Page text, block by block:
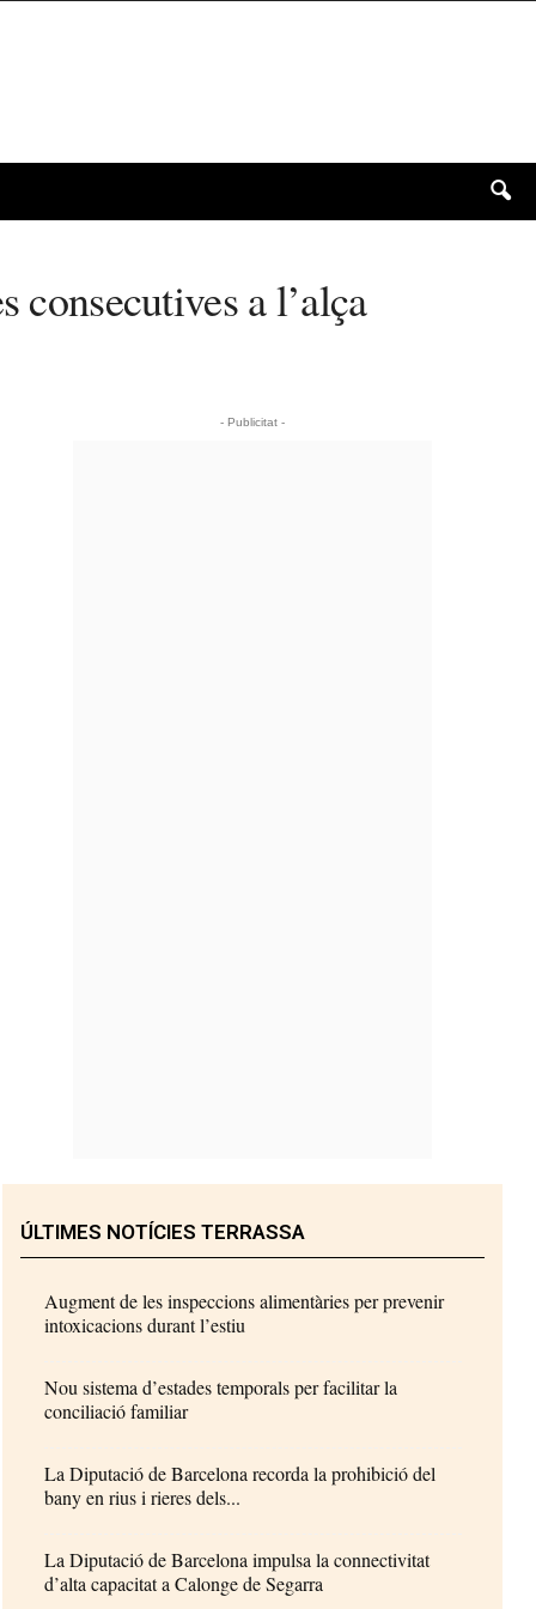
consecutives a l’alça
- Publicitat -
ÚLTIMES NOTÍCIES TERRASSA
Augment de les inspeccions alimentàries per prevenir
intoxicacions durant l’estiu
Nou sistema d’estades temporals per facilitar la
conciliació familiar
La Diputació de Barcelona recorda la prohibició del
bany en rius i rieres dels...
La Diputació de Barcelona impulsa la connectivitat
d’alta capacitat a Calonge de Segarra